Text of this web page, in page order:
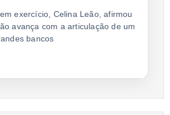
exercício, Celina Leão, afirmou
avança com a articulação de um
bancos